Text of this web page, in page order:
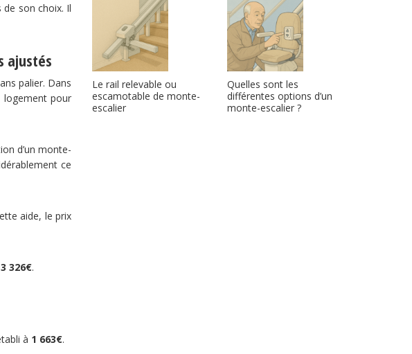
son choix. Il
ajustés
palier. Dans
logement pour
d’un monte-
ce
aide, le prix
3 326€.
à 1 663€.
Le rail relevable ou
escamotable de monte-
escalier
Quelles sont les
différentes options d’un
monte-escalier ?